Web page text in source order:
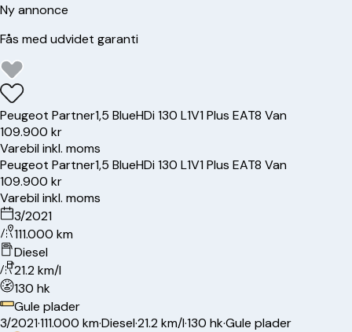
Ny annonce
Fås med udvidet garanti
Peugeot Partner1,5 BlueHDi 130 L1V1 Plus EAT8 Van
109.900 kr
Varebil inkl. moms
Peugeot Partner1,5 BlueHDi 130 L1V1 Plus EAT8 Van
109.900 kr
Varebil inkl. moms
3/2021
111.000 km
Diesel
21.2 km/l
130 hk
Gule plader
3/2021·111.000 km·Diesel·21.2 km/l·130 hk·Gule plader